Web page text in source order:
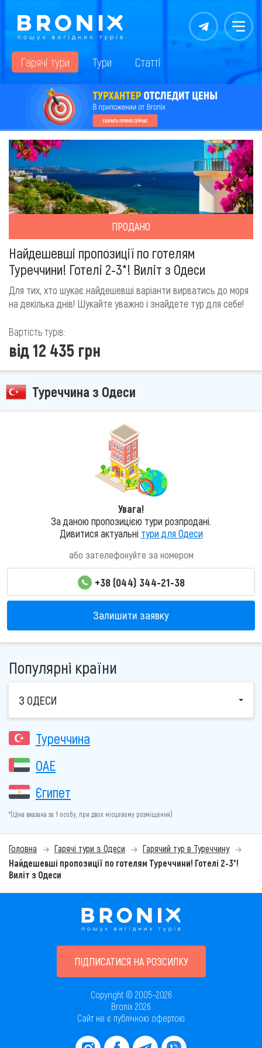
Контакты Меню
Гарячі тури Тури Статті
ПРОДАНО
Найдешевші пропозиції по готелям
Туреччини! Готелі 2-3*! Виліт з Одеси
Для тих, хто шукає найдешевші варіанти вирватись до моря
на декілька днів! Шукайте уважно і знайдете тур для себе!
Вартість турів:
від 12 435 грн
Туреччина з Одеси
Увага!
За даною пропозицією тури розпродані.
Дивитися актуальні тури для Одеси
або зателефонуйте за номером
+38 (044) 344-21-38
Залишити заявку
Популярні країни
З ОДЕСИ
Туреччина
ОАЕ
Єгипет
*(Ціна вказана за 1 особу, при двох місцевому розміщення)
Головна Гарячі тури з Одеси
Гарячий тур в Туреччину
Найдешевші пропозиції по готелям Туреччини! Готелі 2-3*!
Виліт з Одеси
ПІДПИСАТИСЯ НА РОЗСИЛКУ
Copyright © 2005–2026
Bronix 2026
Сайт не є публічною офертою